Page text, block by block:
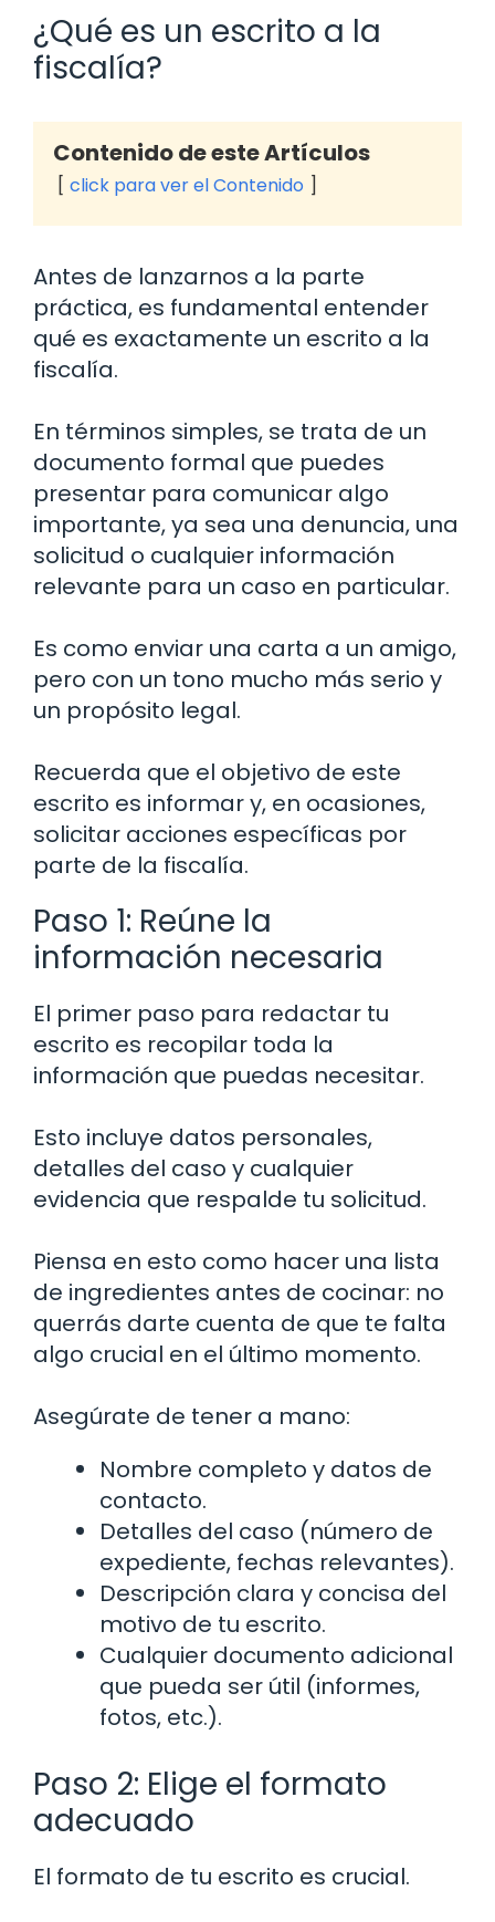
¿Qué es un escrito a la
fiscalía?
Contenido de este Artículos
click para ver el Contenido
Antes de lanzarnos a la parte
práctica, es fundamental entender
qué es exactamente un escrito a la
fiscalía.
En términos simples, se trata de un
documento formal que puedes
presentar para comunicar algo
importante, ya sea una denuncia, una
solicitud o cualquier información
relevante para un caso en particular.
Es como enviar una carta a un amigo,
pero con un tono mucho más serio y
un propósito legal.
Recuerda que el objetivo de este
escrito es informar y, en ocasiones,
solicitar acciones específicas por
parte de la fiscalía.
Paso 1: Reúne la
información necesaria
El primer paso para redactar tu
escrito es recopilar toda la
información que puedas necesitar.
Esto incluye datos personales,
detalles del caso y cualquier
evidencia que respalde tu solicitud.
Piensa en esto como hacer una lista
de ingredientes antes de cocinar: no
querrás darte cuenta de que te falta
algo crucial en el último momento.
Asegúrate de tener a mano:
Nombre completo y datos de
contacto.
Detalles del caso (número de
expediente, fechas relevantes).
Descripción clara y concisa del
motivo de tu escrito.
Cualquier documento adicional
que pueda ser útil (informes,
fotos, etc.).
Paso 2: Elige el formato
adecuado
El formato de tu escrito es crucial.